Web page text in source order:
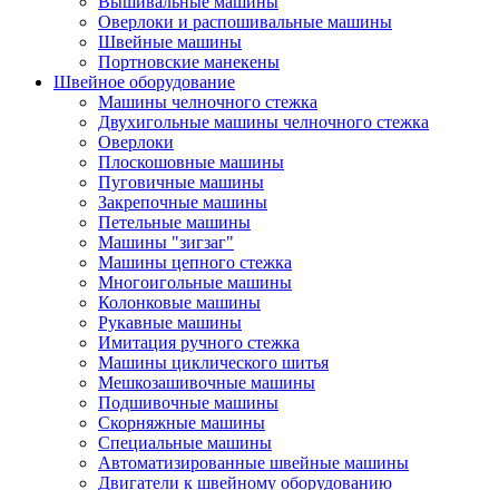
Оверлоки и распошивальные машины
Швейные машины
Портновские манекены
Швейное оборудование
Машины челночного стежка
Двухигольные машины челночного стежка
Оверлоки
Плоскошовные машины
Пуговичные машины
Закрепочные машины
Петельные машины
Машины "зигзаг"
Машины цепного стежка
Многоигольные машины
Колонковые машины
Рукавные машины
Имитация ручного стежка
Машины циклического шитья
Мешкозашивочные машины
Подшивочные машины
Скорняжные машины
Специальные машины
Автоматизированные швейные машины
Двигатели к швейному оборудованию